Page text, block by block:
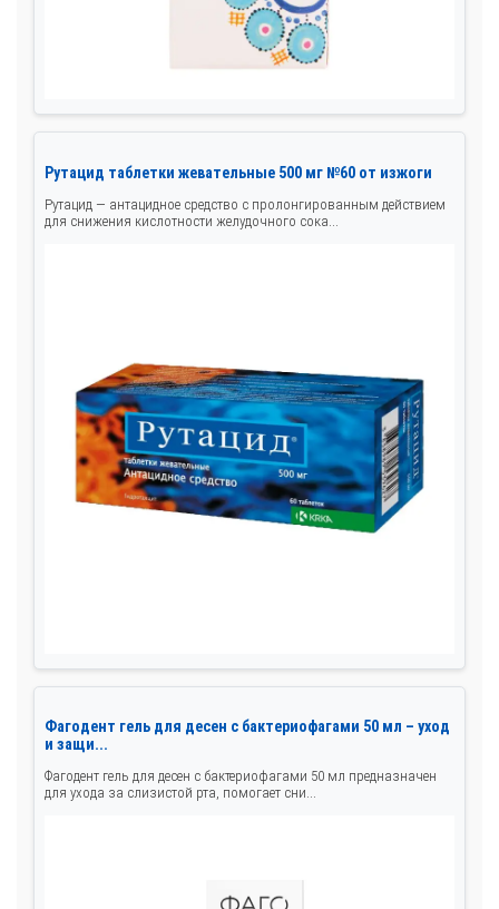
Рутацид таблетки жевательные 500 мг №60 от изжоги
Рутацид — антацидное средство с пролонгированным действием
для снижения кислотности желудочного сока...
Фагодент гель для десен с бактериофагами 50 мл – уход
и защи...
Фагодент гель для десен с бактериофагами 50 мл предназначен
для ухода за слизистой рта, помогает сни...